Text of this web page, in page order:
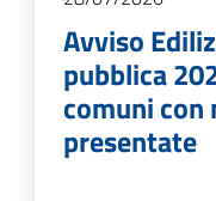
Avviso
pubblica
comuni con
presentate